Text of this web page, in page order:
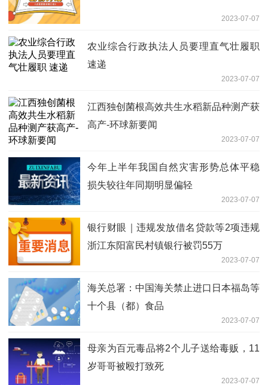
2023-07-07
农业综合行政执法人员要理直气壮履职
速递
2023-07-07
江西独创菌根高效共生水稻新品种测产获
高产-环球新要闻
2023-07-07
今年上半年我国自然灾害形势总体平稳
损失较往年同期明显偏轻
2023-07-07
银行财眼｜违规发放借名贷款等2项违规
浙江东阳富民村镇银行被罚55万
2023-07-07
海关总署：中国海关禁止进口日本福岛等
十个县（都）食品
2023-07-07
母亲为百元毒品将2个儿子送给毒贩，11
岁哥哥被殴打致死
2023-07-07